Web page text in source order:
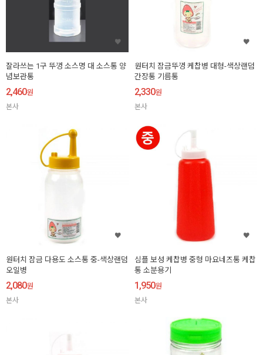
잘라쓰는 1구 뚜껑 소스명 대 소스통 양
념보관통
2,460원
본사
원터치 잠금뚜껑 케찹병 대형-색상랜덤
간장통 기름통
2,330원
본사
원터치 잠금 다용도 소스통 중-색상랜덤
오일병
2,080원
본사
심플 보성 케찹병 중형 마요네즈통 케찹
통 소분용기
1,950원
본사